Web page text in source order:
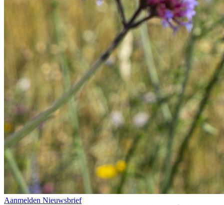
Aanmelden Nieuwsbrief